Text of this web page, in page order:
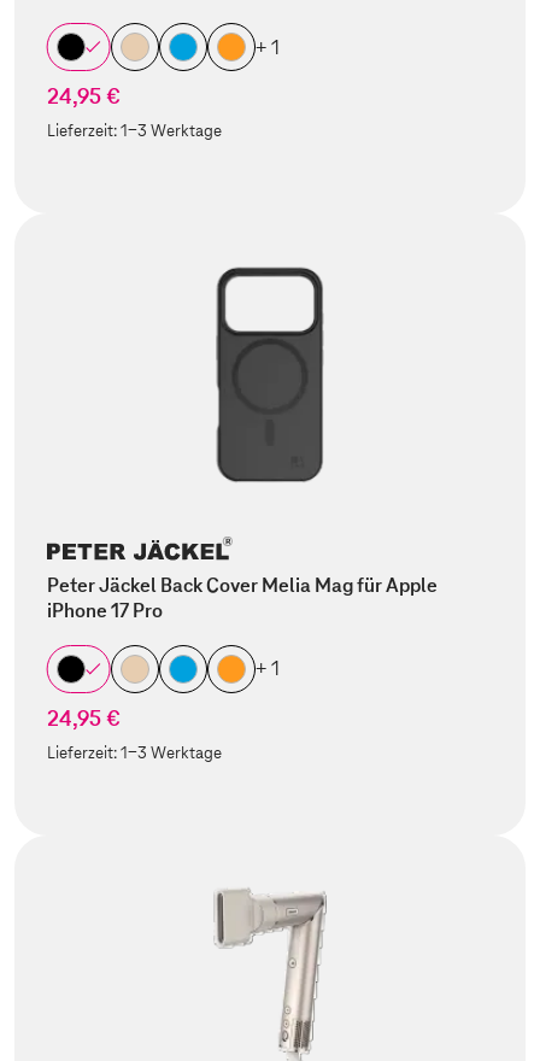
+ 1
24,95 €
Lieferzeit:1-3 Werktage
Peter Jäckel Back Cover Melia Mag für Apple
iPhone 17 Pro
+ 1
24,95 €
Lieferzeit:1-3 Werktage